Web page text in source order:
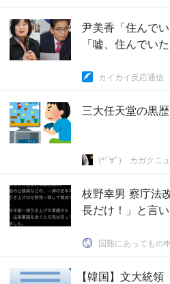
尹美香「住んで
「嘘、住んでい
カイカイ反応通信
三大任天堂の黒
(*ﾟ∀ﾟ)ゞカガクニ
枝野幸男 察庁法改正断念が決まってから「反対してるのは幹部検察官の延
国難にあってもの
【韓国】文大統